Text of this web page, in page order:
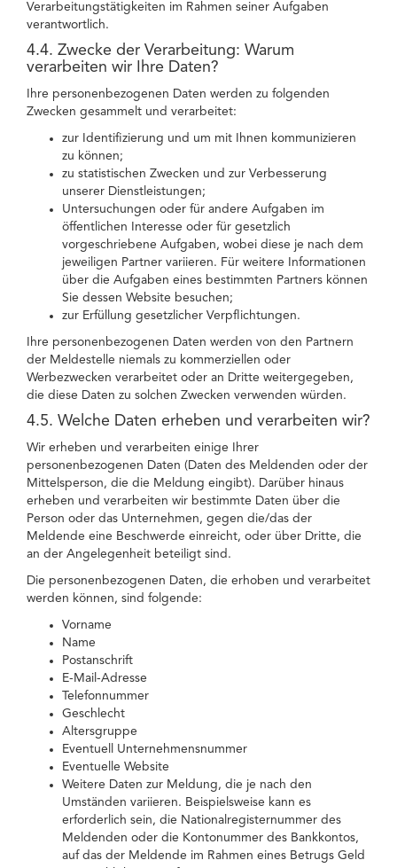
Verarbeitungstätigkeiten im Rahmen seiner Aufgaben
verantwortlich.
4.4. Zwecke der Verarbeitung: Warum
verarbeiten wir Ihre Daten?
Ihre personenbezogenen Daten werden zu folgenden
Zwecken gesammelt und verarbeitet:
zur Identifizierung und um mit Ihnen kommunizieren
zu können;
zu statistischen Zwecken und zur Verbesserung
unserer Dienstleistungen;
Untersuchungen oder für andere Aufgaben im
öffentlichen Interesse oder für gesetzlich
vorgeschriebene Aufgaben, wobei diese je nach dem
jeweiligen Partner variieren. Für weitere Informationen
über die Aufgaben eines bestimmten Partners können
Sie dessen Website besuchen;
zur Erfüllung gesetzlicher Verpflichtungen.
Ihre personenbezogenen Daten werden von den Partnern
der Meldestelle niemals zu kommerziellen oder
Werbezwecken verarbeitet oder an Dritte weitergegeben,
die diese Daten zu solchen Zwecken verwenden würden.
4.5. Welche Daten erheben und verarbeiten wir?
Wir erheben und verarbeiten einige Ihrer
personenbezogenen Daten (Daten des Meldenden oder der
Mittelsperson, die die Meldung eingibt). Darüber hinaus
erheben und verarbeiten wir bestimmte Daten über die
Person oder das Unternehmen, gegen die/das der
Meldende eine Beschwerde einreicht, oder über Dritte, die
an der Angelegenheit beteiligt sind.
Die personenbezogenen Daten, die erhoben und verarbeitet
werden können, sind folgende:
Vorname
Name
Postanschrift
E-Mail-Adresse
Telefonnummer
Geschlecht
Altersgruppe
Eventuell Unternehmensnummer
Eventuelle Website
Weitere Daten zur Meldung, die je nach den
Umständen variieren. Beispielsweise kann es
erforderlich sein, die Nationalregisternummer des
Meldenden oder die Kontonummer des Bankkontos,
auf das der Meldende im Rahmen eines Betrugs Geld